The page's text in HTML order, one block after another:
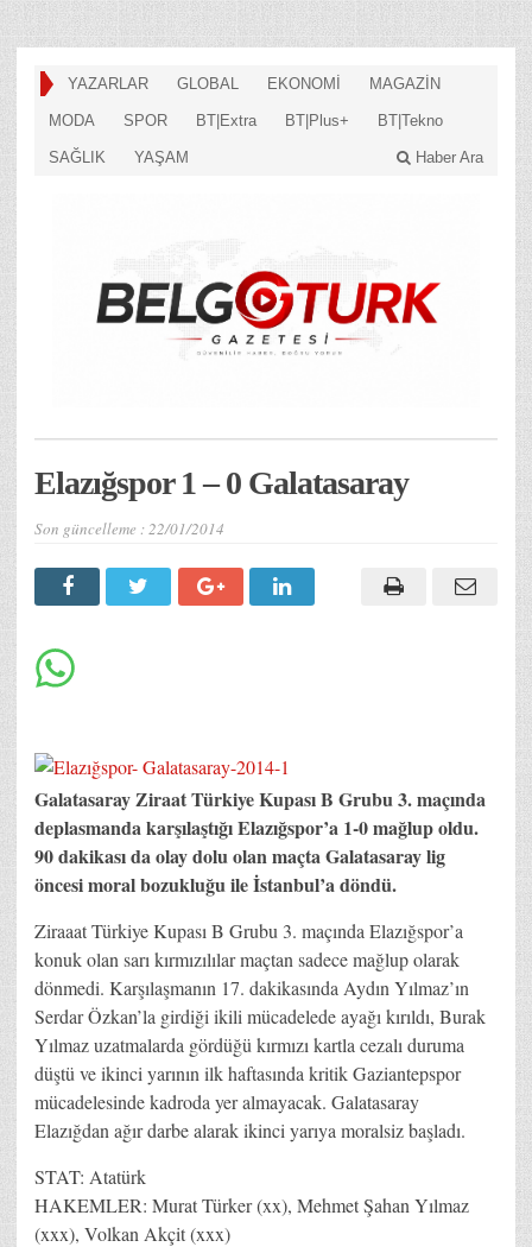
YAZARLAR GLOBAL EKONOMİ MAGAZİN
MODA SPOR BT|Extra BT|Plus+ BT|Tekno
SAĞLIK YAŞAM Haber Ara
Elazığspor 1 – 0 Galatasaray
Son güncelleme :22/01/2014
Galatasaray Ziraat Türkiye Kupası B Grubu 3. maçında
deplasmanda karşılaştığı Elazığspor’a 1-0 mağlup oldu.
90 dakikası da olay dolu olan maçta Galatasaray lig
öncesi moral bozukluğu ile İstanbul’a döndü.
Ziraaat Türkiye Kupası B Grubu 3. maçında Elazığspor’a
konuk olan sarı kırmızılılar maçtan sadece mağlup olarak
dönmedi. Karşılaşmanın 17. dakikasında Aydın Yılmaz’ın
Serdar Özkan’la girdiği ikili mücadelede ayağı kırıldı, Burak
Yılmaz uzatmalarda gördüğü kırmızı kartla cezalı duruma
düştü ve ikinci yarının ilk haftasında kritik Gaziantepspor
mücadelesinde kadroda yer almayacak. Galatasaray
Elazığdan ağır darbe alarak ikinci yarıya moralsiz başladı.
STAT: Atatürk
HAKEMLER: Murat Türker (xx), Mehmet Şahan Yılmaz
(xxx), Volkan Akçit (xxx)